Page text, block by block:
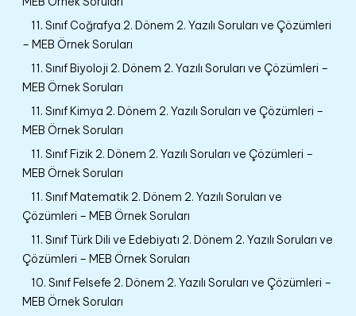
11. Sınıf Coğrafya 2. Dönem 2. Yazılı Soruları ve Çözümleri
– MEB Örnek Soruları
11. Sınıf Biyoloji 2. Dönem 2. Yazılı Soruları ve Çözümleri –
MEB Örnek Soruları
11. Sınıf Kimya 2. Dönem 2. Yazılı Soruları ve Çözümleri –
MEB Örnek Soruları
11. Sınıf Fizik 2. Dönem 2. Yazılı Soruları ve Çözümleri –
MEB Örnek Soruları
11. Sınıf Matematik 2. Dönem 2. Yazılı Soruları ve
Çözümleri – MEB Örnek Soruları
11. Sınıf Türk Dili ve Edebiyatı 2. Dönem 2. Yazılı Soruları ve
Çözümleri – MEB Örnek Soruları
10. Sınıf Felsefe 2. Dönem 2. Yazılı Soruları ve Çözümleri –
MEB Örnek Soruları